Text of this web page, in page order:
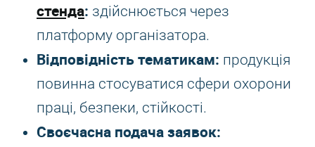
стенда: здійснюється через
платформу організатора.
Відповідність тематикам: продукція
повинна стосуватися сфери охорони
праці, безпеки, стійкості.
Своєчасна подача заявок: